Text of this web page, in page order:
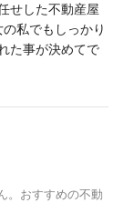
せした不動産屋
私でもしっかり
た事が決めてで
。おすすめの不動